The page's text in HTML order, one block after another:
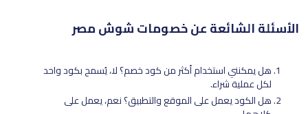
الأسئلة الشائعة عن خصومات شوش مصر
هل يمكنني استخدام أكثر من كود خصم؟ لا، يُسمح بكود واحد
لكل عملية شراء.
هل الكود يعمل على الموقع والتطبيق؟ نعم، يعمل على